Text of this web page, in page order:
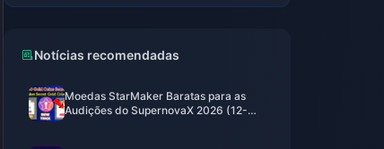
R$ 860.84
R$ 1407.86
Notícias recomendadas
Moedas StarMaker Baratas para as
Audições do SupernovaX 2026 (12-